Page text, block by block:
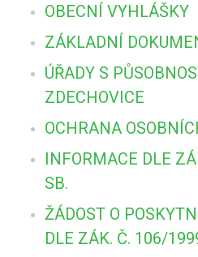
OBECNÍ VYHLÁŠKY
ZÁKLADNÍ
ÚŘADY S
ZDECHOVICE
OCHRANA
INFORMACE DLE
SB.
ŽÁDOST O
DLE ZÁK. Č. 106/